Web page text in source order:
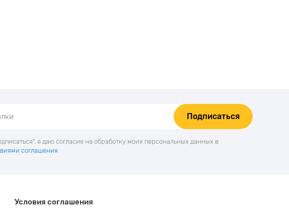
Подписаться
я даю согласие на обработку моих персональных данных в
соглашения
Условия соглашения